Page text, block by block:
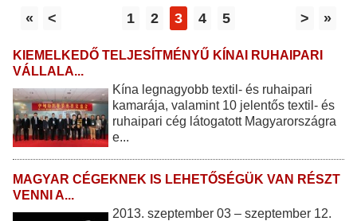
« < 1 2 3 4 5 > »
KIEMELKEDŐ TELJESÍTMÉNYŰ KÍNAI RUHAIPARI
VÁLLALA...
Kína legnagyobb textil- és ruhaipari
kamarája, valamint 10 jelentős textil- és
ruhaipari cég látogatott Magyarországra
e...
MAGYAR CÉGEKNEK IS LEHETŐSÉGÜK VAN RÉSZT
VENNI A...
2013. szeptember 03 – szeptember 12.